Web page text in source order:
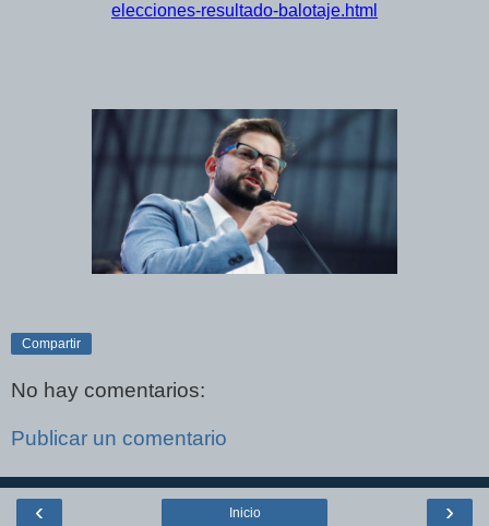
elecciones-resultado-balotaje.html
Compartir
No hay comentarios:
Publicar un comentario
‹ ›
Inicio